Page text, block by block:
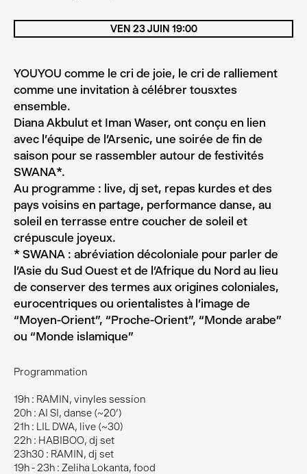
Programmation
19h : RAMIN, vinyles session
20h : AI SI, danse (~20’)
21h : LIL DWA, live (~30)
22h : HABIBOO, dj set
23h30 : RAMIN, dj set
19h - 23h : Zeliha Lokanta, food
YOUYOU comme le cri de joie, le cri de ralliement
comme une invitation à célébrer tousxtes
ensemble.
Diana Akbulut et Iman Waser, ont conçu en lien
avec l’équipe de l’Arsenic, une soirée de fin de
saison pour se rassembler autour de festivités
SWANA*.
Au programme : live, dj set, repas kurdes et des
pays voisins en partage, performance danse, au
soleil en terrasse entre coucher de soleil et
crépuscule joyeux.
* SWANA : abréviation décoloniale pour parler de
l’Asie du Sud Ouest et de l’Afrique du Nord au lieu
de conserver des termes aux origines coloniales,
eurocentriques ou orientalistes à l’image de
“Moyen-Orient”, “Proche-Orient”, “Monde arabe”
ou “Monde islamique”
VEN 23 JUIN 19:00